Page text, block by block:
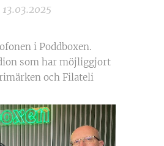
13.03.2025
i Poddboxen.
som har möjliggjort
och Filateli